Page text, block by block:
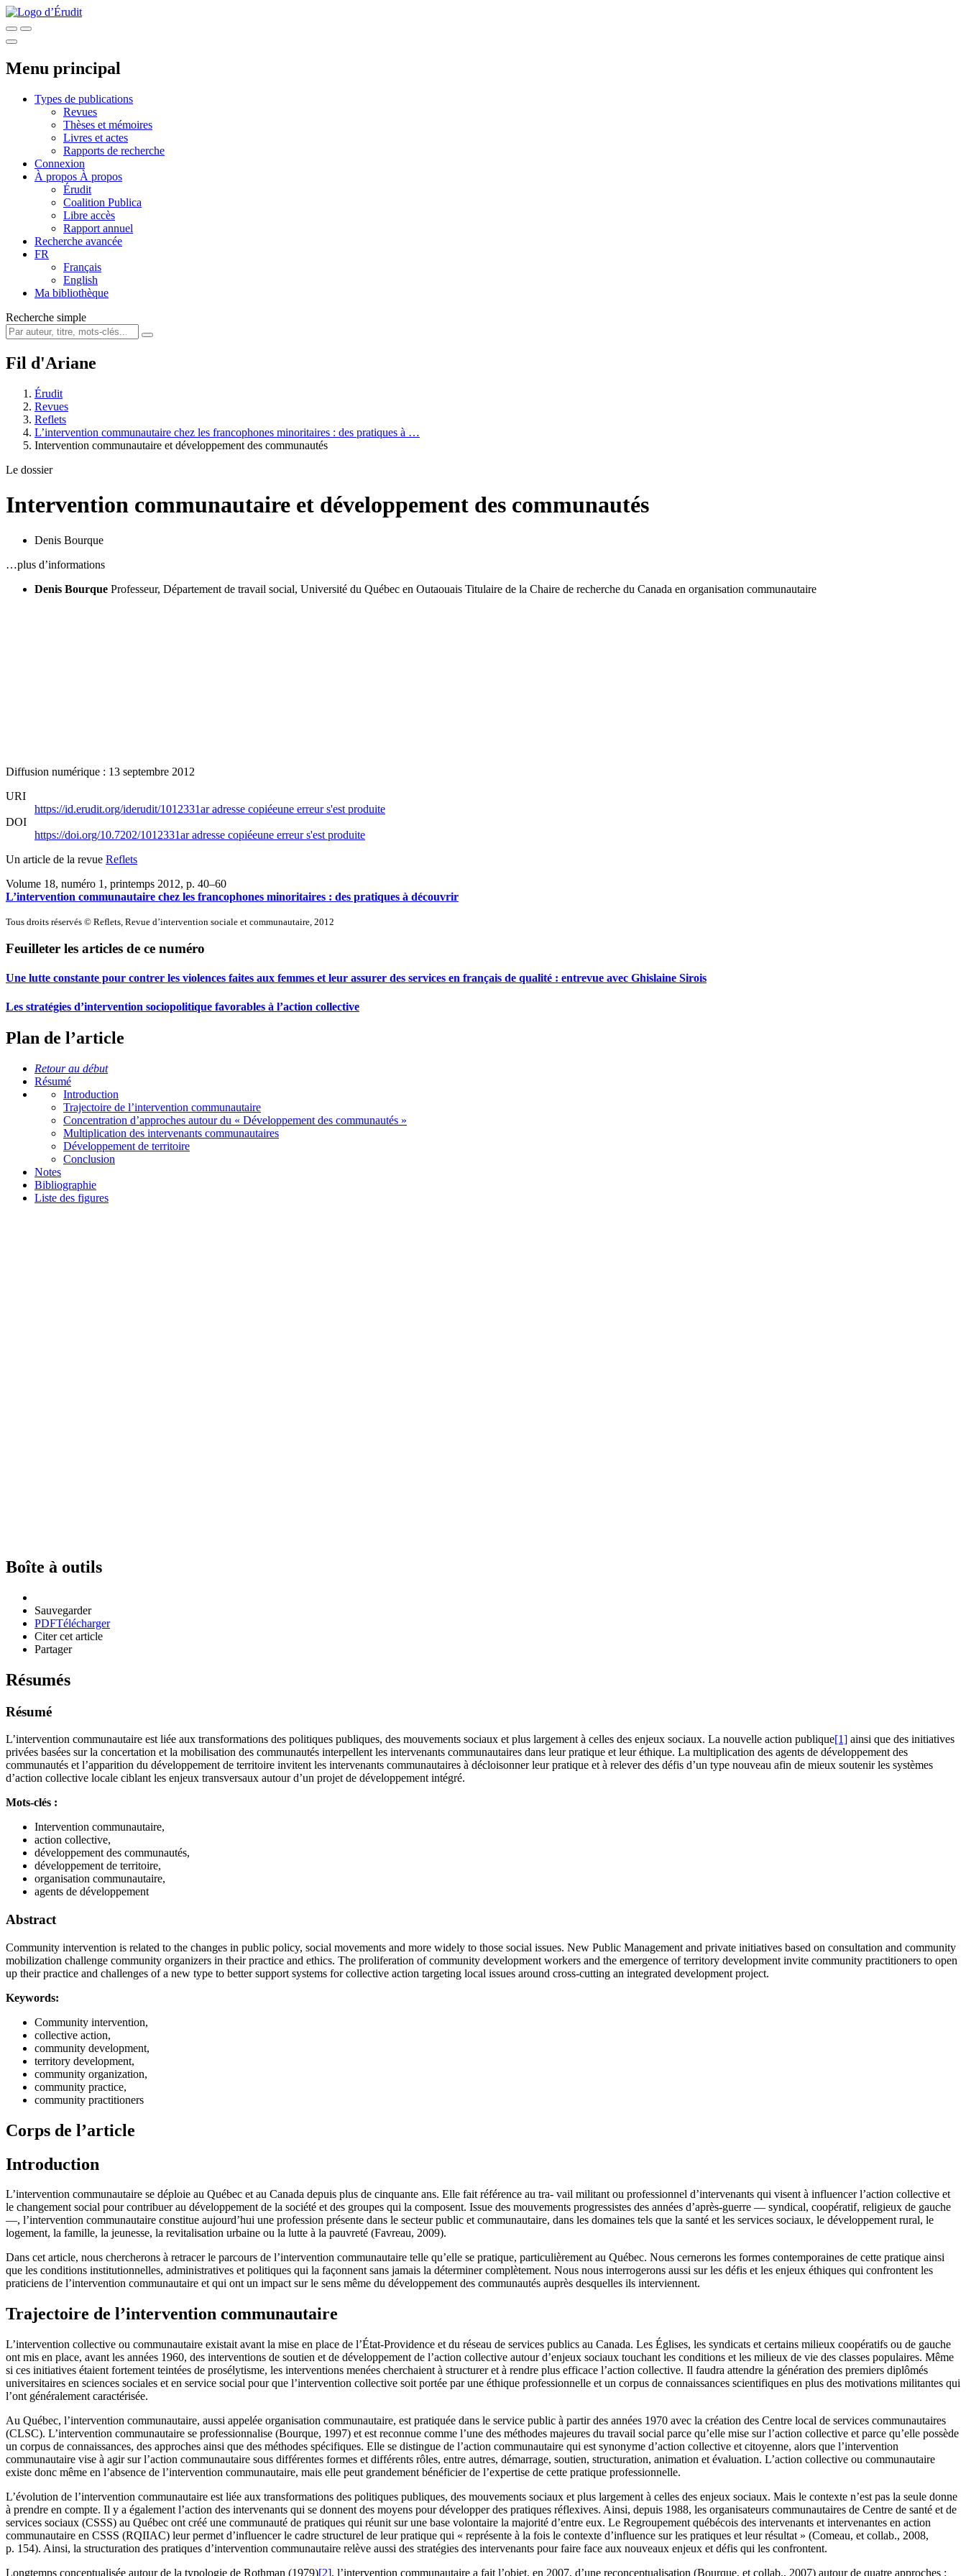
Menu principal
Types de publications
Revues
Thèses et mémoires
Livres et actes
Rapports de recherche
Connexion
À propos À propos
Érudit
Coalition Publica
Libre accès
Rapport annuel
Recherche avancée
FR
Français
English
Ma bibliothèque
Recherche simple
Fil d'Ariane
Érudit
Revues
Reflets
L’intervention communautaire chez les francophones minoritaires : des pratiques à …
Intervention communautaire et développement des communautés
Le dossier
Intervention communautaire et développement des communautés
Denis Bourque
…plus d’informations
Denis Bourque Professeur, Département de travail social, Université du Québec en Outaouais Titulaire de la Chaire de recherche du Canada en organisation communautaire
Diffusion numérique : 13 septembre 2012
URI
https://id.erudit.org/iderudit/1012331aradresse copiéeune erreur s'est produite
DOI
https://doi.org/10.7202/1012331aradresse copiéeune erreur s'est produite
Un article de la revue Reflets
Volume 18, numéro 1, printemps 2012, p. 40–60
L’intervention communautaire chez les francophones minoritaires : des pratiques à découvrir
Tous droits réservés © Reflets, Revue d’intervention sociale et communautaire, 2012
Feuilleter les articles de ce numéro
Une lutte constante pour contrer les violences faites aux femmes et leur assurer des services en français de qualité : entrevue avec Ghislaine Sirois
Les stratégies d’intervention sociopolitique favorables à l’action collective
Plan de l’article
Retour au début
Résumé
Introduction
Trajectoire de l’intervention communautaire
Concentration d’approches autour du « Développement des communautés »
Multiplication des intervenants communautaires
Développement de territoire
Conclusion
Notes
Bibliographie
Liste des figures
Boîte à outils
Sauvegarder
PDFTélécharger
Citer cet article
Partager
Résumés
Résumé
L’intervention communautaire est liée aux transformations des politiques publiques, des mouvements sociaux et plus largement à celles des enjeux sociaux. La nouvelle action publique[1] ainsi que des initiatives
privées basées sur la concertation et la mobilisation des communautés interpellent les intervenants communautaires dans leur pratique et leur éthique. La multiplication des agents de développement des
communautés et l’apparition du développement de territoire invitent les intervenants communautaires à décloisonner leur pratique et à relever des défis d’un type nouveau afin de mieux soutenir les systèmes
d’action collective locale ciblant les enjeux transversaux autour d’un projet de développement intégré.
Mots-clés :
Intervention communautaire,
action collective,
développement des communautés,
développement de territoire,
organisation communautaire,
agents de développement
Abstract
Community intervention is related to the changes in public policy, social movements and more widely to those social issues. New Public Management and private initiatives based on consultation and community
mobilization challenge community organizers in their practice and ethics. The proliferation of community development workers and the emergence of territory development invite community practitioners to open
up their practice and challenges of a new type to better support systems for collective action targeting local issues around cross-cutting an integrated development project.
Keywords:
Community intervention,
collective action,
community development,
territory development,
community organization,
community practice,
community practitioners
Corps de l’article
Introduction
L’intervention communautaire se déploie au Québec et au Canada depuis plus de cinquante ans. Elle fait référence au tra- vail militant ou professionnel d’intervenants qui visent à influencer l’action collective et
le changement social pour contribuer au développement de la société et des groupes qui la composent. Issue des mouvements progressistes des années d’après-guerre — syndical, coopératif, religieux de gauche
—, l’intervention communautaire constitue aujourd’hui une profession présente dans le secteur public et communautaire, dans les domaines tels que la santé et les services sociaux, le développement rural, le
logement, la famille, la jeunesse, la revitalisation urbaine ou la lutte à la pauvreté (Favreau, 2009).
Dans cet article, nous chercherons à retracer le parcours de l’intervention communautaire telle qu’elle se pratique, particulièrement au Québec. Nous cernerons les formes contemporaines de cette pratique ainsi
que les conditions institutionnelles, administratives et politiques qui la façonnent sans jamais la déterminer complètement. Nous nous interrogerons aussi sur les défis et les enjeux éthiques qui confrontent les
praticiens de l’intervention communautaire et qui ont un impact sur le sens même du développement des communautés auprès desquelles ils interviennent.
Trajectoire de l’intervention communautaire
L’intervention collective ou communautaire existait avant la mise en place de l’État-Providence et du réseau de services publics au Canada. Les Églises, les syndicats et certains milieux coopératifs ou de gauche
ont mis en place, avant les années 1960, des interventions de soutien et de développement de l’action collective autour d’enjeux sociaux touchant les conditions et les milieux de vie des classes populaires. Même
si ces initiatives étaient fortement teintées de prosélytisme, les interventions menées cherchaient à structurer et à rendre plus efficace l’action collective. Il faudra attendre la génération des premiers diplômés
universitaires en sciences sociales et en service social pour que l’intervention collective soit portée par une éthique professionnelle et un corpus de connaissances scientifiques en plus des motivations militantes qui
l’ont généralement caractérisée.
Au Québec, l’intervention communautaire, aussi appelée organisation communautaire, est pratiquée dans le service public à partir des années 1970 avec la création des Centre local de services communautaires
(CLSC). L’intervention communautaire se professionnalise (Bourque, 1997) et est reconnue comme l’une des méthodes majeures du travail social parce qu’elle mise sur l’action collective et parce qu’elle possède
un corpus de connaissances, des approches ainsi que des méthodes spécifiques. Elle se distingue de l’action communautaire qui est synonyme d’action collective et citoyenne, alors que l’intervention
communautaire vise à agir sur l’action communautaire sous différentes formes et différents rôles, entre autres, démarrage, soutien, structuration, animation et évaluation. L’action collective ou communautaire
existe donc même en l’absence de l’intervention communautaire, mais elle peut grandement bénéficier de l’expertise de cette pratique professionnelle.
L’évolution de l’intervention communautaire est liée aux transformations des politiques publiques, des mouvements sociaux et plus largement à celles des enjeux sociaux. Mais le contexte n’est pas la seule donne
à prendre en compte. Il y a également l’action des intervenants qui se donnent des moyens pour développer des pratiques réflexives. Ainsi, depuis 1988, les organisateurs communautaires de Centre de santé et de
services sociaux (CSSS) au Québec ont créé une communauté de pratiques qui réunit sur une base volontaire la majorité d’entre eux. Le Regroupement québécois des intervenants et intervenantes en action
communautaire en CSSS (RQIIAC) leur permet d’influencer le cadre structurel de leur pratique qui « représente à la fois le contexte d’influence sur les pratiques et leur résultat » (Comeau, et collab., 2008,
p. 154). Ainsi, la structuration des pratiques d’intervention communautaire relève aussi des stratégies des intervenants pour faire face aux nouveaux enjeux et défis qui les confrontent.
Longtemps conceptualisée autour de la typologie de Rothman (1979)[2], l’intervention communautaire a fait l’objet, en 2007, d’une reconceptualisation (Bourque, et collab., 2007) autour de quatre approches :